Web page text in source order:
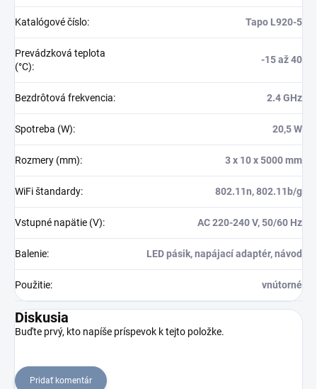
Katalógové číslo: Tapo L920-5
Prevádzková teplota
(°C):
-15 až 40
Bezdrôtová frekvencia: 2.4 GHz
Spotreba (W): 20,5 W
Rozmery (mm): 3 x 10 x 5000 mm
WiFi štandardy: 802.11n, 802.11b/g
Vstupné napätie (V): AC 220-240 V, 50/60 Hz
Balenie: LED pásik, napájací adaptér, návod
Použitie: vnútorné
Diskusia
Buďte prvý, kto napíše príspevok k tejto položke.
Pridať komentár